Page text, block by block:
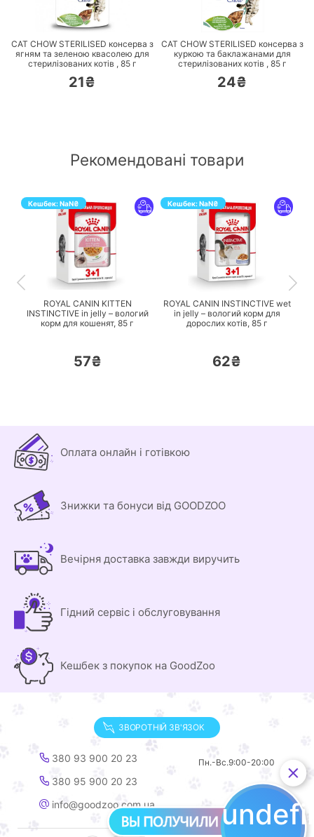
ПЕРЕЙТИ
CAT CHOW STERILISED консерва з
ягням та зеленою квасолею для
стерилізованих котів , 85г
21₴
ПЕРЕЙТИ
CAT CHOW STERILISED консерва з
куркою та баклажанами для
стерилізованих котів , 85г
24₴
Рекомендовані товари
Кешбек:NaN₴
ПЕРЕЙТИ
ROYAL CANIN KITTEN
INSTINCTIVE in jelly – вологий
корм для кошенят, 85 г
57₴
Кешбек:NaN₴
ПЕРЕЙТИ
ROYAL CANIN INSTINCTIVE wet
in jelly – вологий корм для
дорослих котів, 85 г
62₴
Оплата онлайн і готівкою
Знижки та бонуси від GOODZOO
Вечірня доставка завжди виручить
Гідний сервіс і обслуговування
Кешбек з покупок на GoodZoo
ЗВОРОТНІЙ ЗВ'ЯЗОК
380 93 900 20 23
380 95 900 20 23
info@goodzoo.com.ua
Пн.-Вс.9:00-20:00